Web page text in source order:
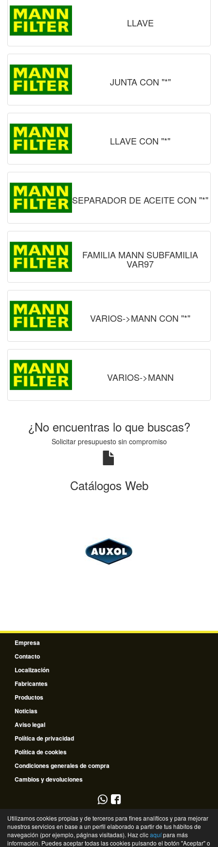
LLAVE
JUNTA CON "*"
LLAVE CON "*"
SEPARADOR DE ACEITE CON "*"
FAMILIA MANN SUBFAMILIA
VAR97
VARIOS->MANN CON "*"
VARIOS->MANN
¿No encuentras lo que buscas?
Solicitar presupuesto sin compromiso
Catálogos Web
Empresa
Contacto
Localización
Fabricantes
Productos
Noticias
Aviso legal
Política de privacidad
Política de cookies
Condiciones generales de compra
Cambios y devoluciones
953 796 510
635 672 334
Utilizamos cookies propias y de terceros para fines analíticos y para mejorar
nuestros servicios en base a un perfil elaborado a partir de tus hábitos de
navegación (por ejemplo, páginas visitadas). Haz clicaquípara más
información. Puedes aceptar todas las cookies pulsando el botón "Aceptar" o